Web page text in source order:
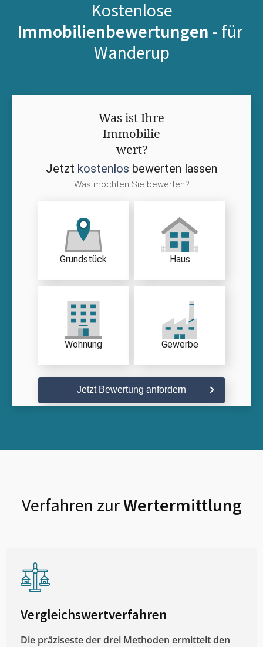
Kostenlose
Immobilienbewertungen - für
Wanderup
Was ist Ihre
Immobilie
wert?
Jetzt kostenlos bewerten lassen
Was möchten Sie bewerten?
Grundstück Haus
Wohnung Gewerbe
Jetzt Bewertung anfordern
Verfahren zurWertermittlung
Vergleichswertverfahren
Die präziseste der drei Methoden ermittelt den